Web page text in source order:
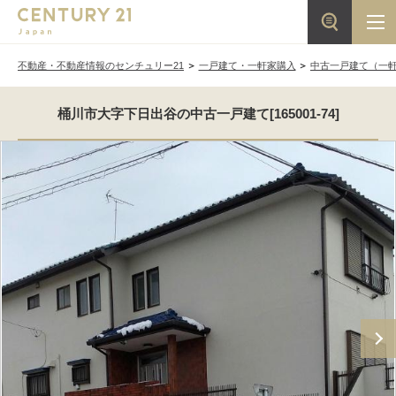
不動産・不動産情報のセンチュリー21 一戸建て・一軒家購入 中古一戸建て（一
桶川市大字下日出谷の中古一戸建て[165001-74]